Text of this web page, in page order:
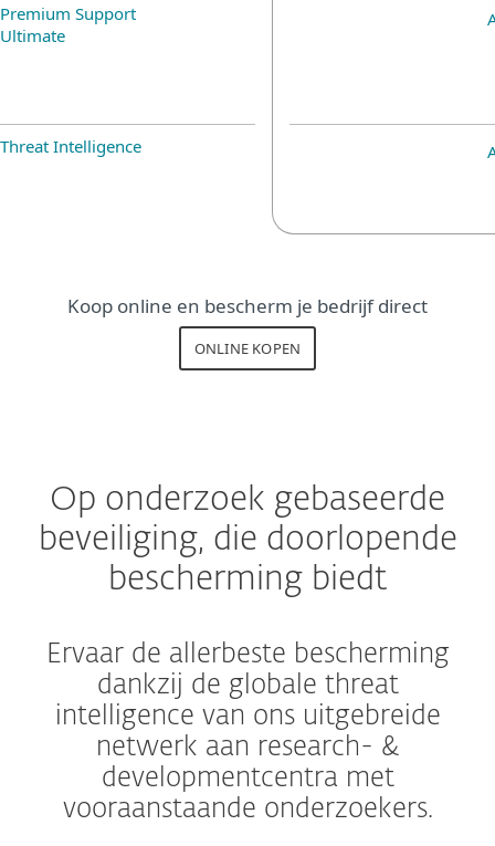
Premium Support
Ultimate
Threat Intelligence
Koop online en bescherm je bedrijf direct
ONLINE KOPEN
Op onderzoek gebaseerde
beveiliging, die doorlopende
bescherming biedt
Ervaar de allerbeste bescherming
dankzij de globale threat
intelligence van ons uitgebreide
netwerk aan research- &
developmentcentra met
vooraanstaande onderzoekers.